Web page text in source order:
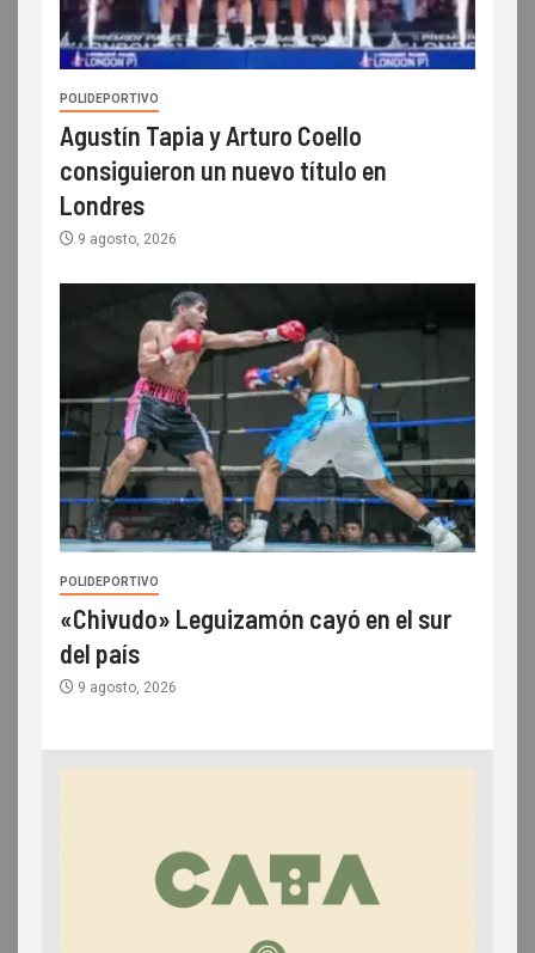
POLIDEPORTIVO
Agustín Tapia y Arturo Coello
consiguieron un nuevo título en
Londres
9 agosto, 2026
POLIDEPORTIVO
«Chivudo» Leguizamón cayó en el sur
del país
9 agosto, 2026